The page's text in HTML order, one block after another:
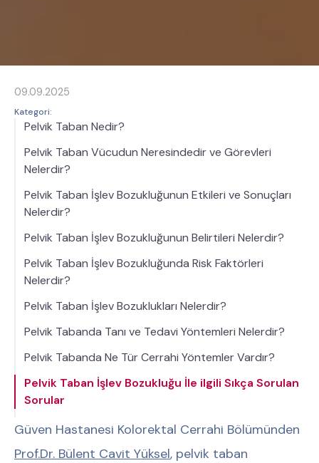
09.09.2025
Kategori:
Pelvik Taban Nedir?
Pelvik Taban Vücudun Neresindedir ve Görevleri
Nelerdir?
Pelvik Taban İşlev Bozukluğunun Etkileri ve Sonuçları
Nelerdir?
Pelvik Taban İşlev Bozukluğunun Belirtileri Nelerdir?
Pelvik Taban İşlev Bozukluğunda Risk Faktörleri
Nelerdir?
Pelvik Taban İşlev Bozuklukları Nelerdir?
Pelvik Tabanda Tanı ve Tedavi Yöntemleri Nelerdir?
Pelvik Tabanda Ne Tür Cerrahi Yöntemler Vardır?
Pelvik Taban İşlev Bozukluğu İle ilgili Sıkça Sorulan
Sorular
Güven Hastanesi Kolorektal Cerrahi Bölümünden
Prof.Dr. Bülent Cavit Yüksel, pelvik taban